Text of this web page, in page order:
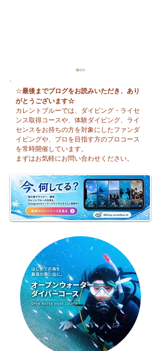
🌈 海の上に広がる虹♪
☆最後までブログをお読みいただき、あり
がとうございます☆
カレントブルーでは、ダイビング・ライセ
ンス取得コースや、体験ダイビング、ライ
センスをお持ちの方を対象にしたファンダ
イビングや、プロを目指す方のプロコース
を常時開催しています。
まずはお気軽にお問い合わせください。